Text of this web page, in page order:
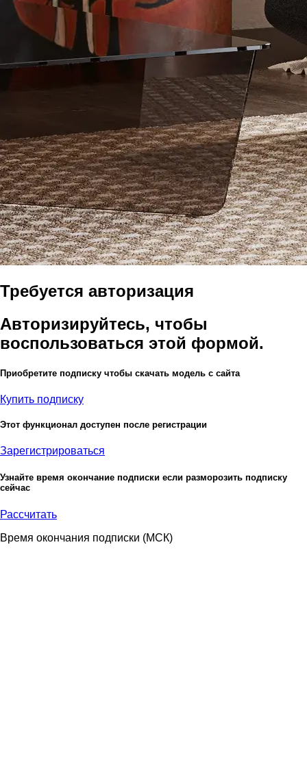
Требуется авторизация
Авторизируйтесь, чтобы
воспользоваться этой формой.
Приобретите подписку чтобы скачать модель с сайта
Купить подписку
Этот функционал доступен после регистрации
Зарегистрироваться
Узнайте время окончание подписки если разморозить подписку
сейчас
Рассчитать
Время окончания подписки (МСК)